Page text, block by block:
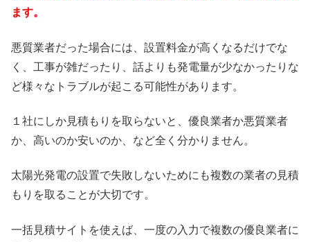
ます。
悪質業者だった場合には、設置料金が高くなるだけでな
く、工事が雑だったり、話よりも発電量が少なかったりな
ど様々なトラブルが起こる可能性があります。
１社にしか見積もりを取らないと、優良業者か悪質業者
か、高いのか安いのか、など全く分かりません。
太陽光発電の設置で失敗しないためにも複数の業者の見積
もりを取ることが大切です。
一括見積サイトを使えば、一度の入力で複数の優良業者に